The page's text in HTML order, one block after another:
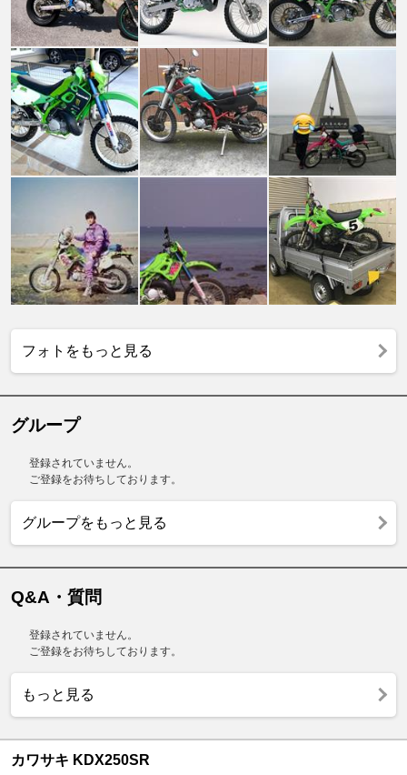
フォトをもっと見る
グループ
登録されていません。
ご登録をお待ちしております。
グループをもっと見る
Q&A・質問
登録されていません。
ご登録をお待ちしております。
もっと見る
カワサキ KDX250SR